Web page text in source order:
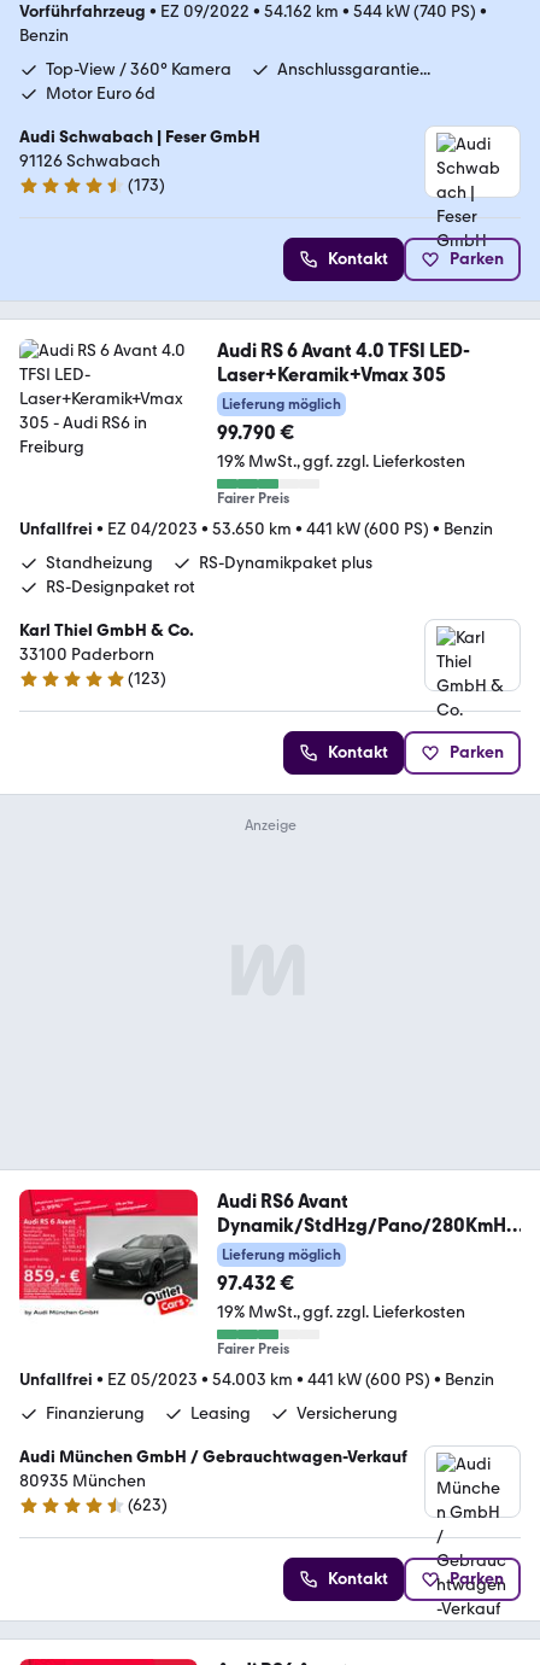
Vorführfahrzeug • EZ 09/2022 • 54.162 km • 544 kW (740 PS) •
Benzin
Top-View / 360° Kamera
Anschlussgarantie...
Motor Euro 6d
Audi Schwabach | Feser GmbH
91126 Schwabach
4.6 Sterne
(173)
Kontakt Parken
Audi RS 6 Avant 4.0 TFSI LED-
Laser+Keramik+Vmax 305
Lieferung möglich
99.790 €
19% MwSt. ggf. zzgl. Lieferkosten
Fairer Preis
Unfallfrei • EZ 04/2023 • 53.650 km • 441 kW (600 PS) • Benzin
Standheizung
RS-Dynamikpaket plus
RS-Designpaket rot
Karl Thiel GmbH & Co.
33100 Paderborn
4.9 Sterne
(123)
Kontakt Parken
Audi RS6 Avant
Dynamik/StdHzg/Pano/280KmH/
B&O/HuD/Luf
Lieferung möglich
97.432 €
19% MwSt. ggf. zzgl. Lieferkosten
Fairer Preis
Unfallfrei • EZ 05/2023 • 54.003 km • 441 kW (600 PS) • Benzin
Finanzierung
Leasing Versicherung
Audi München GmbH / Gebrauchtwagen-Verkauf
80935 München
4.5 Sterne
(623)
Kontakt Parken